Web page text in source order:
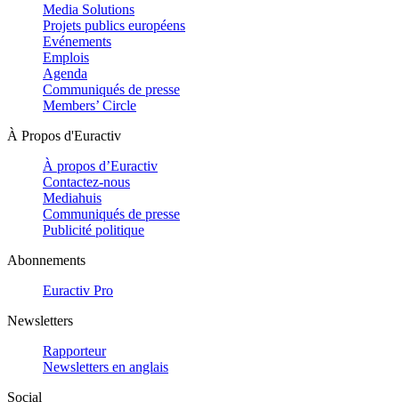
Media Solutions
Projets publics européens
Evénements
Emplois
Agenda
Communiqués de presse
Members’ Circle
À Propos d'Euractiv
À propos d’Euractiv
Contactez-nous
Mediahuis
Communiqués de presse
Publicité politique
Abonnements
Euractiv Pro
Newsletters
Rapporteur
Newsletters en anglais
Social